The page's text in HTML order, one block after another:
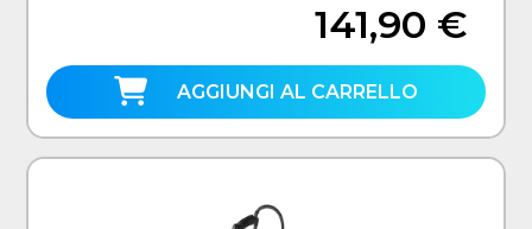
141,90 €
AGGIUNGI AL CARRELLO